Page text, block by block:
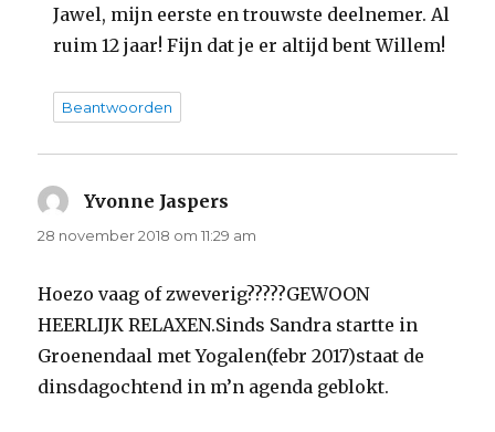
Jawel, mijn eerste en trouwste deelnemer. Al
ruim 12 jaar! Fijn dat je er altijd bent Willem!
Beantwoorden
Yvonne Jaspers
28 november 2018 om 11:29 am
Hoezo vaag of zweverig?????GEWOON
HEERLIJK RELAXEN.Sinds Sandra startte in
Groenendaal met Yogalen(febr 2017)staat de
dinsdagochtend in m’n agenda geblokt.